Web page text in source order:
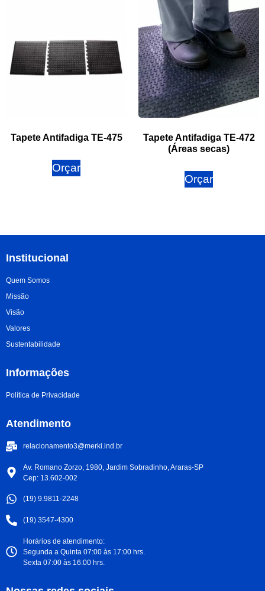
Tapete Antifadiga TE-475
Orçar
Tapete Antifadiga TE-472
(Áreas secas)
Orçar
Institucional
Quem Somos
Missão
Visão
Valores
Sustentabilidade
Informações
Política de Privacidade
Atendimento
relacionamento3@merki.ind.br
Av. Romano Zorzo, 1980, Jardim Sobradinho, Araras-SP
Cep: 13.602-002
(19) 9.9811-2248
(19) 3547-4300
Horários de atendimento:
Segunda a Quinta 07:00 às 17:00 hrs.
Sexta 07:00 às 16:00 hrs.